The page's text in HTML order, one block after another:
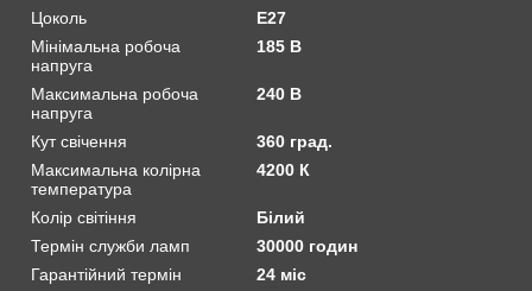
Цоколь
E27
Мінімальна робоча
напруга
185 В
Максимальна робоча
напруга
240 В
Кут свічення
360 град.
Максимальна колірна
температура
4200 К
Колір світіння
Білий
Термін служби ламп
30000 годин
Гарантійний термін
24 міс